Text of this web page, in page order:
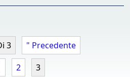
3
" Precedente
2 3